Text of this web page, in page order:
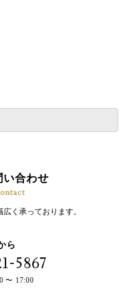
い合わせ
く承っております。
ら
5867
〜 17:00